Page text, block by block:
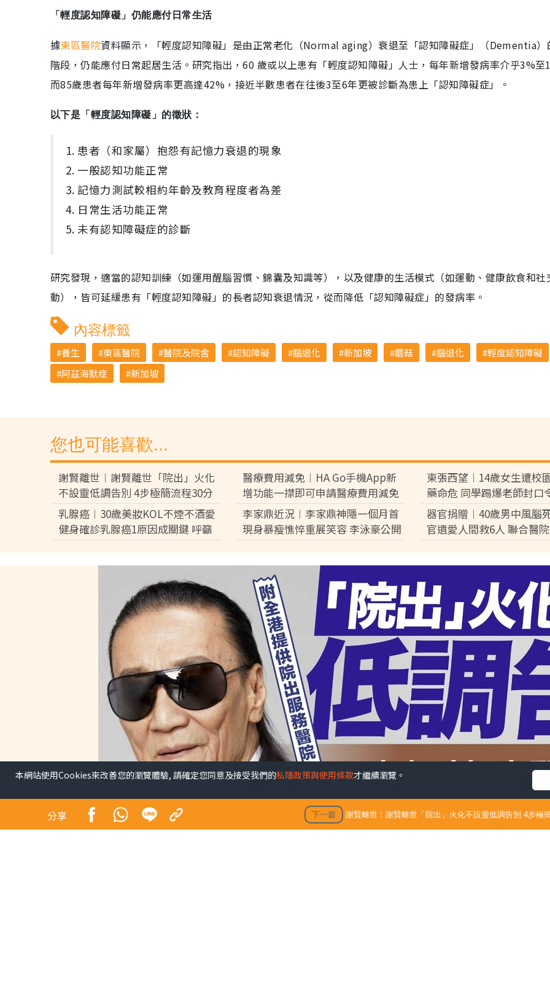
「輕度認知障礙」仍能應付日常生活
據東區醫院資料顯示，「輕度認知障礙」是由正常老化（Normal aging）衰退至「認知障礙症」（Dementia）
階段，仍能應付日常起居生活。研究指出，60 歲或以上患有「輕度認知障礙」人士，每年新增發病率介乎3%至
而85歲患者每年新增發病率更高達42%，接近半數患者在往後3至6年更被診斷為患上「認知障礙症」。
以下是「輕度認知障礙」的徵狀：
1. 患者（和家屬）抱怨有記憶力衰退的現象
2. 一般認知功能正常
3. 記憶力測試較相約年齡及教育程度者為差
4. 日常生活功能正常
5. 未有認知障礙症的診斷
研究發現，適當的認知訓練（如運用醒腦習慣、錦囊及知識等），以及健康的生活模式（如運動、健康飲食和社
動），皆可延緩患有「輕度認知障礙」的長者認知衰退情況，從而降低「認知障礙症」的發病率。
內容標籤
養生 東區醫院 醫院及院舍 認知障礙 腦退化 新加坡 蘑菇 腦退化
輕度認知障礙
阿茲海默症
新加坡
您也可能喜歡...
謝賢離世︱謝賢離世「院出」火化
不設靈低調告別 4步極簡流程30分
鐘即出殯 只適用1類病人【附全港
院出服務醫院名單】
醫療費用減免︱HA Go手機App新
增功能一㩒即可申請醫療費用減免
3分鐘完成預約免排隊【附申請條
件】
東張西望︱14歲女生遭校
藥命危 同學踢爆老師封口
音逼和解：討論都冇用
乳腺癌︱30歲美妝KOL不煙不酒愛
健身確診乳腺癌1原因成關鍵 呼籲
女性：該發瘋就發瘋
李家鼎近況︱李家鼎神隱一個月首
現身暴瘦憔悴重展笑容 李泳豪公開
施明兩大遺願
器官捐贈︱40歲男中風腦
官遺愛人間救6人 聯合醫
別禮致敬
分享 下一篇 謝賢離世︱謝賢離世「院出」火化不設靈低調告別 4步極
本網站使用Cookies來改善您的瀏覽體驗, 請確定您同意及接受我們的私隱政策與使用條款才繼續瀏覽。